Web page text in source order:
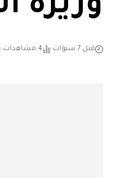
وزيرة
قبل 7 سنوات 4 مشاهدات